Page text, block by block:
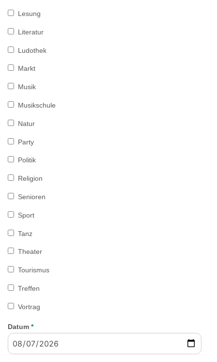
Lesung
Literatur
Ludothek
Markt
Musik
Musikschule
Natur
Party
Politik
Religion
Senioren
Sport
Tanz
Theater
Tourismus
Treffen
Vortrag
Datum *